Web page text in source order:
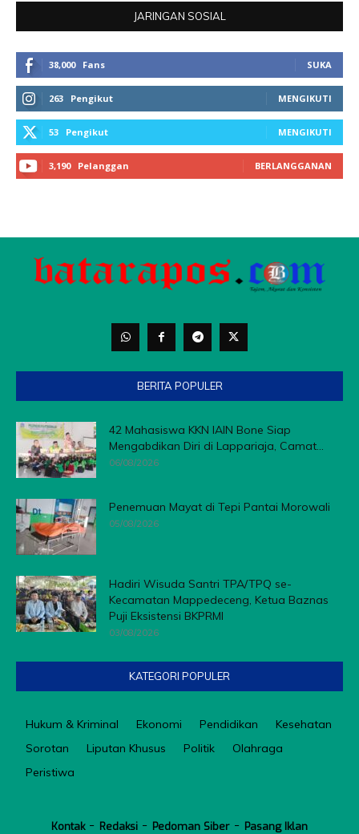
JARINGAN SOSIAL
38,000 Fans SUKA
263 Pengikut MENGIKUTI
53 Pengikut MENGIKUTI
3,190 Pelanggan BERLANGGANAN
BERITA POPULER
42 Mahasiswa KKN IAIN Bone Siap
Mengabdikan Diri di Lappariaja, Camat...
06/08/2026
Penemuan Mayat di Tepi Pantai Morowali
05/08/2026
Hadiri Wisuda Santri TPA/TPQ se-
Kecamatan Mappedeceng, Ketua Baznas
Puji Eksistensi BKPRMI
03/08/2026
KATEGORI POPULER
Hukum & Kriminal Ekonomi Pendidikan
Kesehatan
Sorotan
Liputan Khusus Politik
Olahraga
Peristiwa
Kontak Redaksi Pedoman Siber Pasang Iklan